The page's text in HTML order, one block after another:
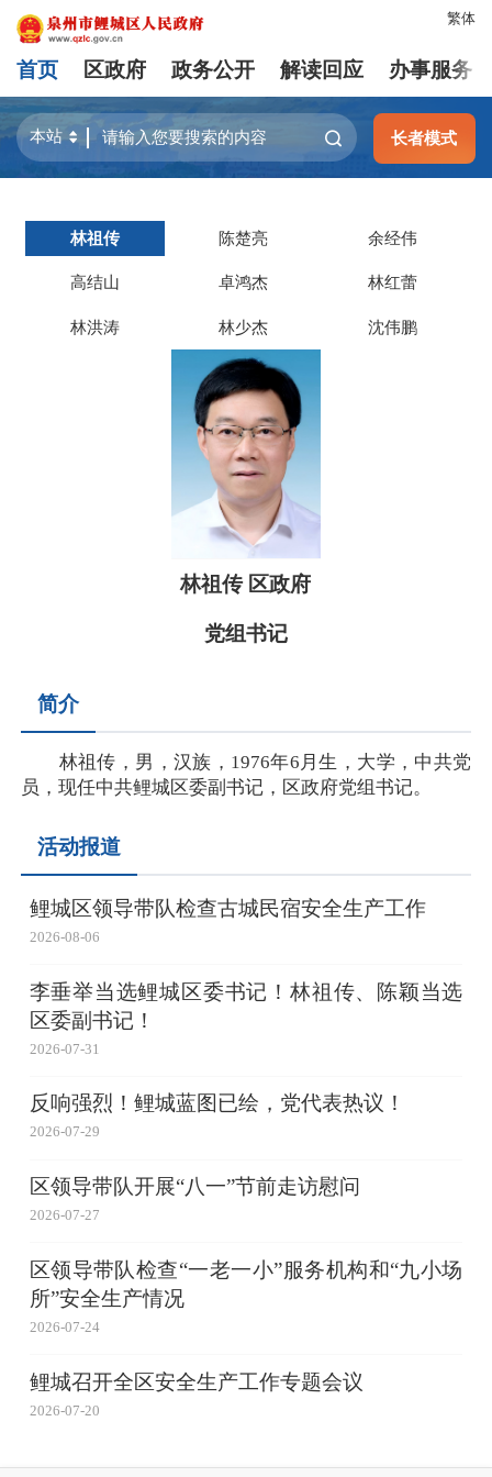
繁体
首页 区政府 政务公开 解读回应 办事服务
长者模式
林祖传 陈楚亮 余经伟
高结山 卓鸿杰 林红蕾
林洪涛 林少杰 沈伟鹏
林祖传 区政府
党组书记
简介
林祖传，男，汉族，1976年6月生，大学，中共党
员，现任中共鲤城区委副书记，区政府党组书记。
活动报道
鲤城区领导带队检查古城民宿安全生产工作
2026-08-06
李垂举当选鲤城区委书记！林祖传、陈颖当选
区委副书记！
2026-07-31
反响强烈！鲤城蓝图已绘，党代表热议！
2026-07-29
区领导带队开展“八一”节前走访慰问
2026-07-27
区领导带队检查“一老一小”服务机构和“九小场
所”安全生产情况
2026-07-24
鲤城召开全区安全生产工作专题会议
2026-07-20